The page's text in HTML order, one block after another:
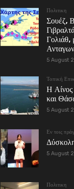
Πολιτικη
Σουέζ,
Γολιάθ,
5 August
Τοπική
Η
και
5 August
Εν τοις
5 August
Πολιτικη